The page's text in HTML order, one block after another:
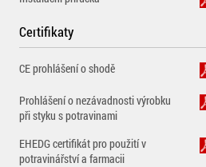
Certifikaty
CE prohlášení o shodě
Prohlášení o nezávadnosti výrobku
při styku s potravinami
EHEDG certifikát pro použití v
potravinářství a farmacii